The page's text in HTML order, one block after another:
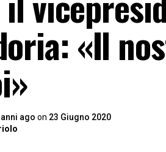
«Il
anni ago on 23 Giugno 2020